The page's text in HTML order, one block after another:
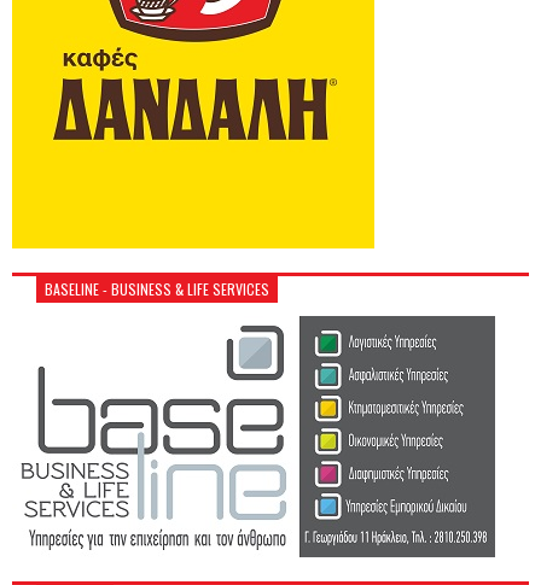
BASELINE - BUSINESS & LIFE SERVICES